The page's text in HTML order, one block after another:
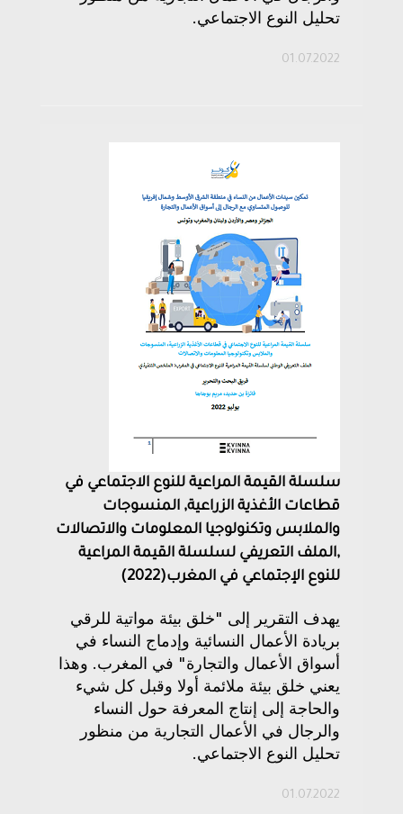
تحليل النوع الاجتماعي.
01.07.2022
سلسلة القيمة المراعية للنوع الاجتماعي في
قطاعات الأغذية الزراعية, المنسوجات
والملابس وتكنولوجيا المعلومات والاتصالات
,الملف التعريفي لسلسلة القيمة المراعية
للنوع الإجتماعي في المغرب(2022)
يهدف التقرير إلى "خلق بيئة مواتية للرقي
بريادة الأعمال النسائية وإدماج النساء في
أسواق الأعمال والتجارة" في المغرب. وهذا
يعني خلق بيئة ملائمة أولا وقبل كل شيء
والحاجة إلى إنتاج المعرفة حول النساء
والرجال في الأعمال التجارية من منظور
تحليل النوع الاجتماعي.
01.07.2022